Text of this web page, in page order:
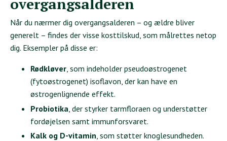
overgangsalderen
Når du nærmer dig overgangsalderen – og ældre bliver
generelt – findes der visse kosttilskud, som målrettes netop
dig. Eksempler på disse er:
Rødkløver, som indeholder pseudoøstrogenet
(fytoøstrogenet) isoflavon, der kan have en
østrogenlignende effekt.
Probiotika , der styrker tarmfloraen og understøtter
fordøjelsen samt immunforsvaret.
Kalk og D-vitamin , som støtter knoglesundheden.